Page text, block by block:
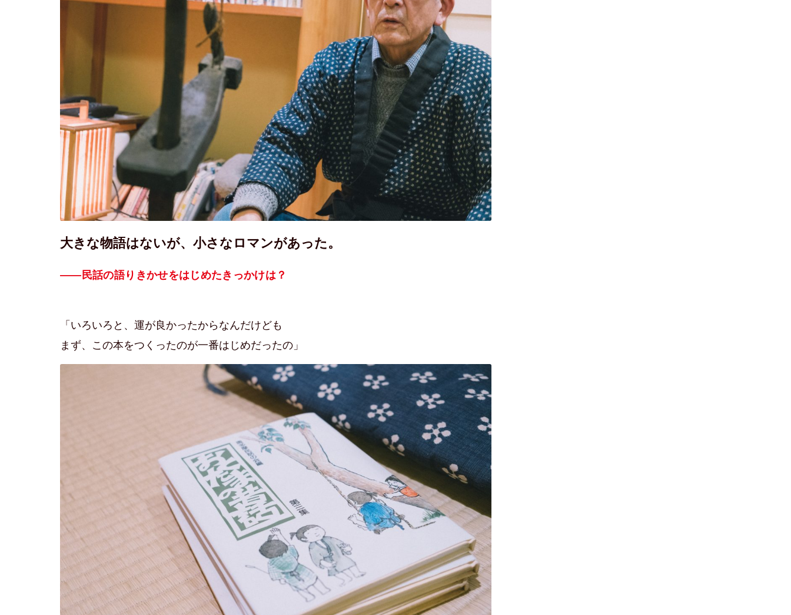
大きな物語はないが、小さなロマンがあった。
――民話の語りきかせをはじめたきっかけは？
「いろいろと、運が良かったからなんだけども
まず、この本をつくったのが一番はじめだったの」